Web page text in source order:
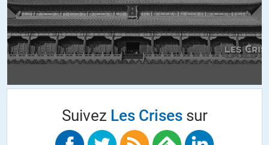
Vous ne devez pas être au fait des techniques de cinema, vous…
Un signe imparable de la vidéo fauchée : ils tournent en forêt.
Aucun droit à payer, et si le caméraman s’y connait un peu, le soleil
d’une maison de particulier, et quelques prises de vues aériennes
sans rapport avec le thème, et donc probablement libres de droits.
Suivez Les Crisessur